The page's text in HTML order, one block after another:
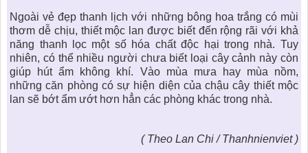
Ngoài vẻ đẹp thanh lịch với những bông hoa trắng có mùi
thơm dễ chịu, thiết mộc lan được biết đến rộng rãi với khả
năng thanh lọc một số hóa chất độc hại trong nhà. Tuy
nhiên, có thể nhiều người chưa biết loại cây cảnh này còn
giúp hút ẩm không khí. Vào mùa mưa hay mùa nồm,
những căn phòng có sự hiện diện của chậu cây thiết mộc
lan sẽ bớt ẩm ướt hơn hẳn các phòng khác trong nhà.
( Theo Lan Chi / Thanhnienviet )